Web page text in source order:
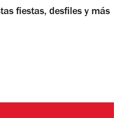
fiestas, desfiles y más